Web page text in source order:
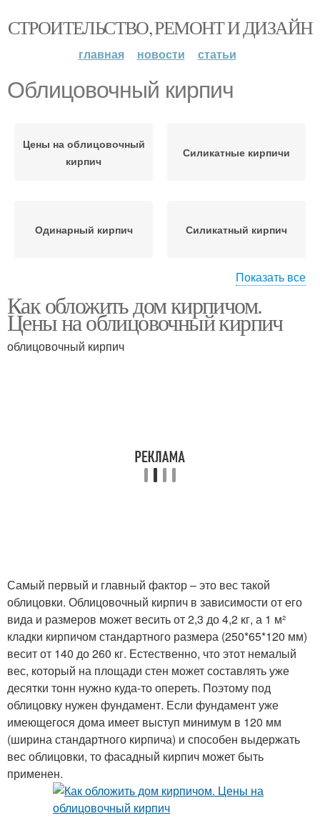
СТРОИТЕЛЬСТВО, РЕМОНТ И ДИЗАЙН
главная новости статьи
Облицовочный кирпич
Цены на облицовочный
кирпич
Силикатные кирпичи
Одинарный кирпич Силикатный кирпич
Кирпич во время Кирпич без фундамента
Облицовочные кирпичи Кирпич с утеплителем
Цены на керамический
кирпич
Кирпич на ребро
Кирпич на ложок Кирпич в четверть
Кирпич для
строительства
Показать все
Как обложить дом кирпичом.
Цены на облицовочный кирпич
облицовочный кирпич
Самый первый и главный фактор – это вес такой
облицовки. Облицовочный кирпич в зависимости от его
вида и размеров может весить от 2,3 до 4,2 кг, а 1 м²
кладки кирпичом стандартного размера (250*65*120 мм)
весит от 140 до 260 кг. Естественно, что этот немалый
вес, который на площади стен может составлять уже
десятки тонн нужно куда-то опереть. Поэтому под
облицовку нужен фундамент. Если фундамент уже
имеющегося дома имеет выступ минимум в 120 мм
(ширина стандартного кирпича) и способен выдержать
вес облицовки, то фасадный кирпич может быть
применен.